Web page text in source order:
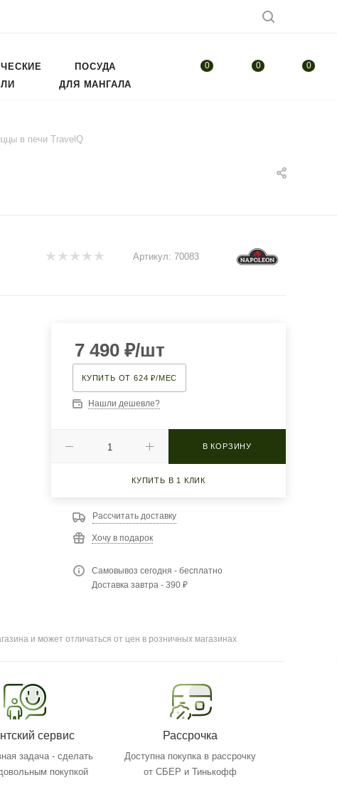
0 0 0
ПОСУДА
ДЛЯ МАНГАЛА
в печи TravelQ
Артикул: 70083
7 490 ₽/шт
КУПИТЬ ОТ 624 ₽/МЕС
Нашли дешевле?
В КОРЗИНУ
КУПИТЬ В 1 КЛИК
Рассчитать доставку
Хочу в подарок
Самовывоз сегодня - бесплатно
Доставка завтра - 390 ₽
и может отличаться от цен в розничных магазинах
сервис
задача - сделать
покупкой
Рассрочка
Доступна покупка в рассрочку
от СБЕР и Тинькофф